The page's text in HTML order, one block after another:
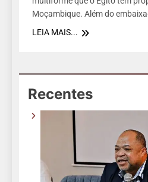
Moçambique. Além do
LEIA MAIS...
Recentes